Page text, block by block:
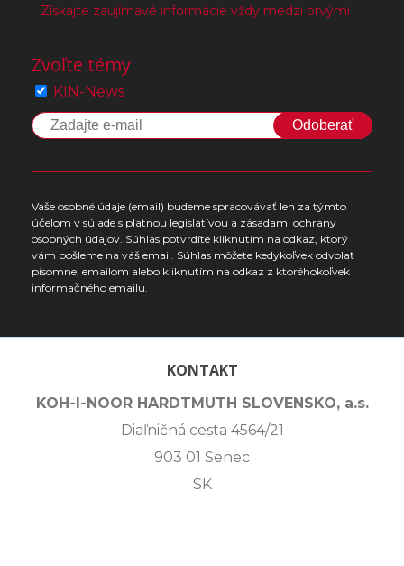
Získajte zaujímavé informácie vždy medzi prvými
Zvoľte témy
KIN-News
Odoberať
Vaše osobné údaje (email) budeme spracovávať len za týmto
účelom v súlade s platnou legislatívou a zásadami ochrany
osobných údajov. Súhlas potvrdíte kliknutím na odkaz, ktorý
vám pošleme na váš email. Súhlas môžete kedykoľvek odvolať
písomne, emailom alebo kliknutím na odkaz z ktoréhokoľvek
informačného emailu.
KONTAKT
KOH-I-NOOR HARDTMUTH SLOVENSKO, a.s.
Diaľničná cesta 4564/21
903 01 Senec
SK